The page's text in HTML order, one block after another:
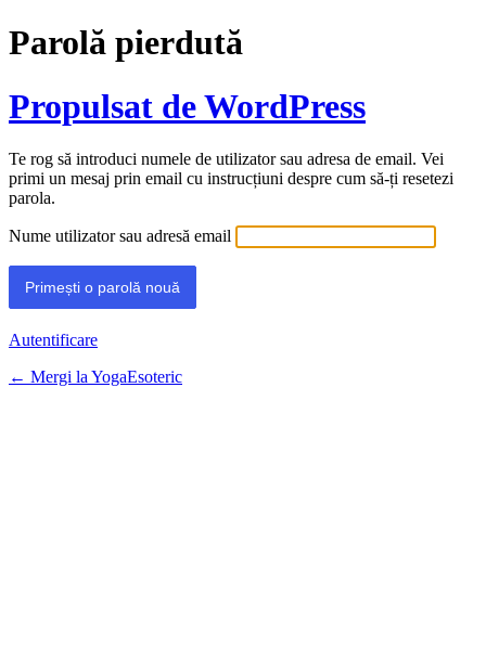
Parolă pierdută
Propulsat de WordPress
Te rog să introduci numele de utilizator sau adresa de email. Vei
primi un mesaj prin email cu instrucțiuni despre cum să-ți resetezi
parola.
Nume utilizator sau adresă email
Autentificare
← Mergi la YogaEsoteric